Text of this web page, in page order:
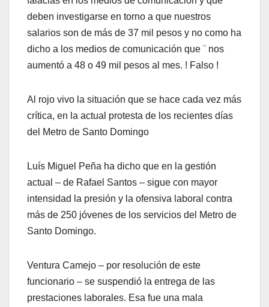
deben investigarse en torno a que nuestros
salarios son de más de 37 mil pesos y no como ha
dicho a los medios de comunicación que ¨ nos
aumentó a 48 o 49 mil pesos al mes. ! Falso !
Al rojo vivo la situación que se hace cada vez más
crítica, en la actual protesta de los recientes días
del Metro de Santo Domingo
Luís Miguel Peña ha dicho que en la gestión
actual – de Rafael Santos – sigue con mayor
intensidad la presión y la ofensiva laboral contra
más de 250 jóvenes de los servicios del Metro de
Santo Domingo.
Ventura Camejo – por resolución de este
funcionario – se suspendió la entrega de las
prestaciones laborales. Esa fue una mala